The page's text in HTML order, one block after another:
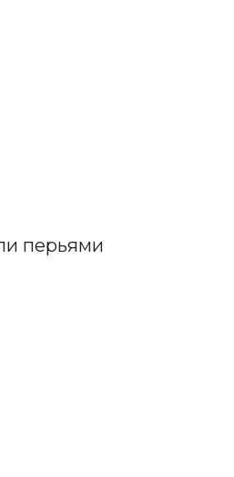
перьями